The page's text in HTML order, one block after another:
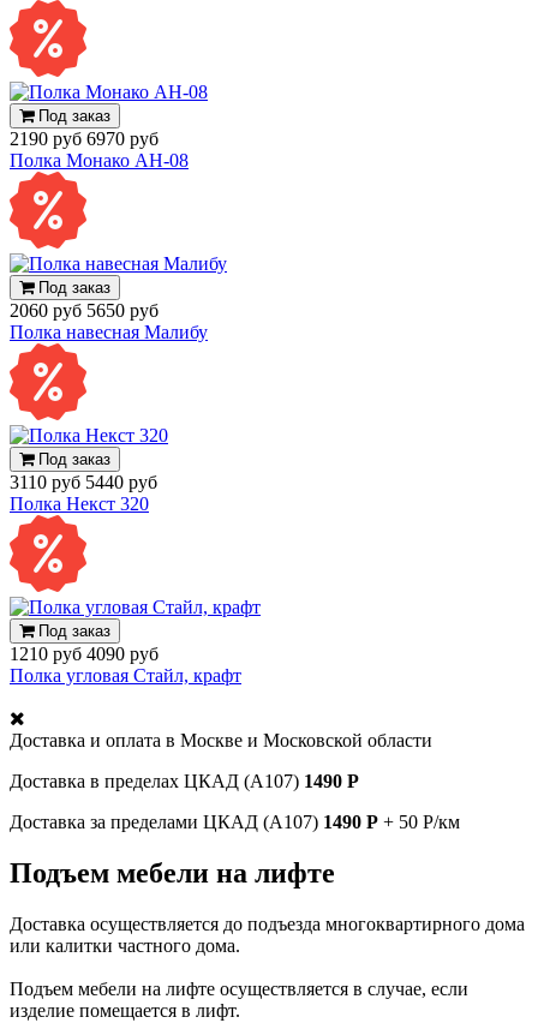
Под заказ
2190 руб 6970 руб
Полка Монако АН-08
Под заказ
2060 руб 5650 руб
Полка навесная Малибу
Под заказ
3110 руб 5440 руб
Полка Некст 320
Под заказ
1210 руб 4090 руб
Полка угловая Стайл, крафт
Доставка и оплата в Москве и Московской области
Доставка в пределах ЦКАД (А107) 1490 Р
Доставка за пределами ЦКАД (А107) 1490 Р + 50 Р/км
Подъем мебели на лифте
Доставка осуществляется до подъезда многоквартирного дома
или калитки частного дома.
Подъем мебели на лифте осуществляется в случае, если
изделие помещается в лифт.